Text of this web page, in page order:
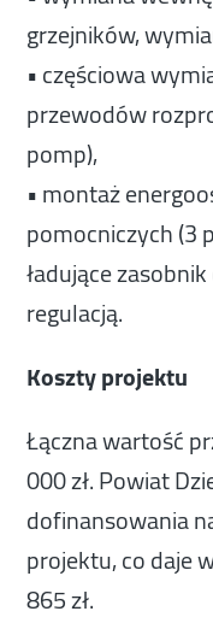
grzejników,
• częściowa
przewodów
pomp),
• montaż
pomocniczych (3
ładujące
regulacją.
Koszty projektu
Łączna wartość
000 zł. Powiat
dofinansowania
projektu, co daje
865 zł.